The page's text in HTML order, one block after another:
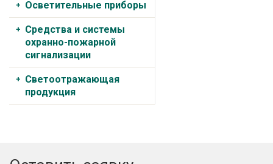
Осветительные приборы
Средства и системы
охранно-пожарной
сигнализации
Светоотражающая
продукция